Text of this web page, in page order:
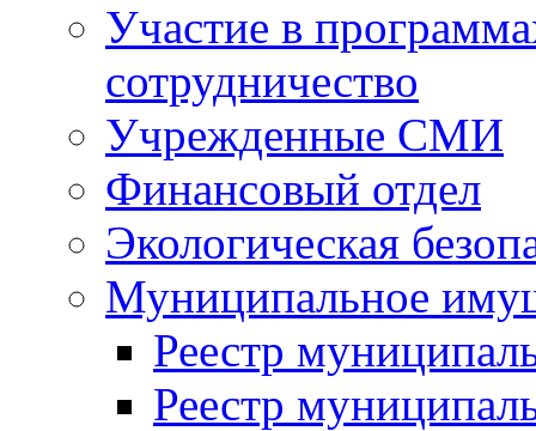
Участие в
сотрудничество
Учрежденные СМИ
Финансовый отдел
Экологическая
Муниципальное
Реестр
Реестр